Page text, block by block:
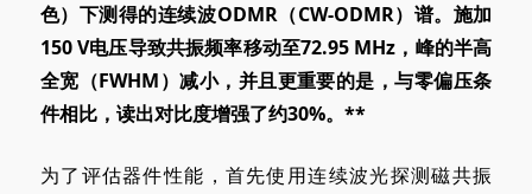
色）下测得的连续波ODMR（CW-ODMR）谱。施加
150 V电压导致共振频率移动至72.95 MHz，峰的半高
全宽（FWHM）减小，并且更重要的是，与零偏压条
件相比，读出对比度增强了约30%。**
为了评估器件性能，首先使用连续波光探测磁共振